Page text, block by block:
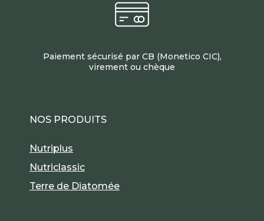
Paiement sécurisé par CB (Monetico CIC),
virement ou chèque
NOS PRODUITS
Nutriplus
Nutriclassic
Terre de Diatomée